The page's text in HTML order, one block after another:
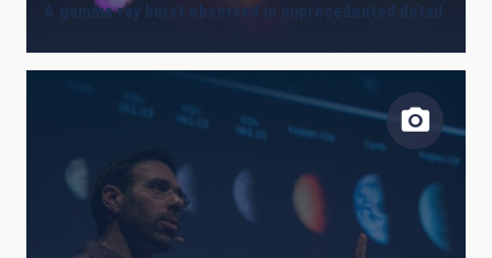
A gamma ray burst observed in unprecedented detail